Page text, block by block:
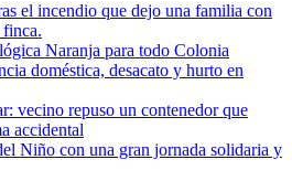
el incendio que dejo una familia con
finca.
Naranja para todo Colonia
doméstica, desacato y hurto en
vecino repuso un contenedor que
accidental
Niño con una gran jornada solidaria y